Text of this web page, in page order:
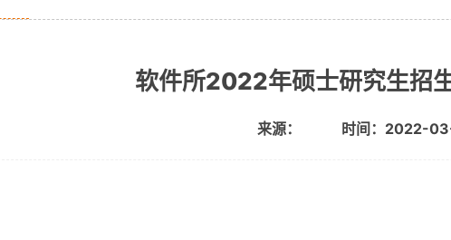
软件所2022年硕士研究生招
来源： 时间：2022-